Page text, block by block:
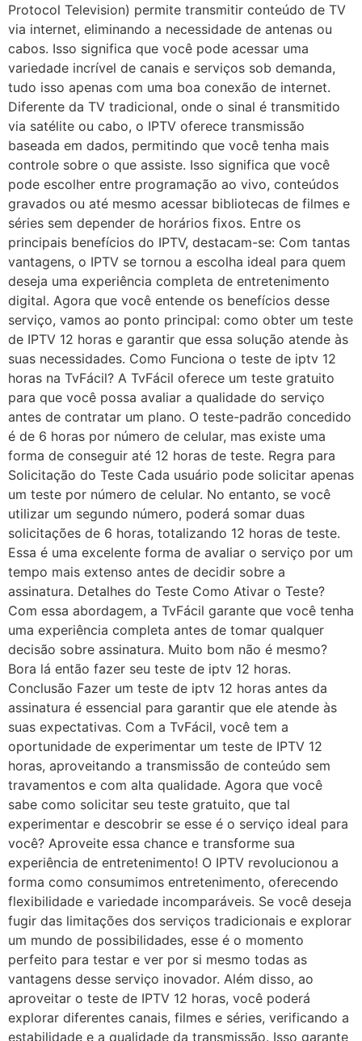
Protocol Television) permite transmitir conteúdo de TV
via internet, eliminando a necessidade de antenas ou
cabos. Isso significa que você pode acessar uma
variedade incrível de canais e serviços sob demanda,
tudo isso apenas com uma boa conexão de internet.
Diferente da TV tradicional, onde o sinal é transmitido
via satélite ou cabo, o IPTV oferece transmissão
baseada em dados, permitindo que você tenha mais
controle sobre o que assiste. Isso significa que você
pode escolher entre programação ao vivo, conteúdos
gravados ou até mesmo acessar bibliotecas de filmes e
séries sem depender de horários fixos. Entre os
principais benefícios do IPTV, destacam-se: Com tantas
vantagens, o IPTV se tornou a escolha ideal para quem
deseja uma experiência completa de entretenimento
digital. Agora que você entende os benefícios desse
serviço, vamos ao ponto principal: como obter um teste
de IPTV 12 horas e garantir que essa solução atende às
suas necessidades. Como Funciona o teste de iptv 12
horas na TvFácil? A TvFácil oferece um teste gratuito
para que você possa avaliar a qualidade do serviço
antes de contratar um plano. O teste-padrão concedido
é de 6 horas por número de celular, mas existe uma
forma de conseguir até 12 horas de teste. Regra para
Solicitação do Teste Cada usuário pode solicitar apenas
um teste por número de celular. No entanto, se você
utilizar um segundo número, poderá somar duas
solicitações de 6 horas, totalizando 12 horas de teste.
Essa é uma excelente forma de avaliar o serviço por um
tempo mais extenso antes de decidir sobre a
assinatura. Detalhes do Teste Como Ativar o Teste?
Com essa abordagem, a TvFácil garante que você tenha
uma experiência completa antes de tomar qualquer
decisão sobre assinatura. Muito bom não é mesmo?
Bora lá então fazer seu teste de iptv 12 horas.
Conclusão Fazer um teste de iptv 12 horas antes da
assinatura é essencial para garantir que ele atende às
suas expectativas. Com a TvFácil, você tem a
oportunidade de experimentar um teste de IPTV 12
horas, aproveitando a transmissão de conteúdo sem
travamentos e com alta qualidade. Agora que você
sabe como solicitar seu teste gratuito, que tal
experimentar e descobrir se esse é o serviço ideal para
você? Aproveite essa chance e transforme sua
experiência de entretenimento! O IPTV revolucionou a
forma como consumimos entretenimento, oferecendo
flexibilidade e variedade incomparáveis. Se você deseja
fugir das limitações dos serviços tradicionais e explorar
um mundo de possibilidades, esse é o momento
perfeito para testar e ver por si mesmo todas as
vantagens desse serviço inovador. Além disso, ao
aproveitar o teste de IPTV 12 horas, você poderá
explorar diferentes canais, filmes e séries, verificando a
estabilidade e a qualidade da transmissão. Isso garante